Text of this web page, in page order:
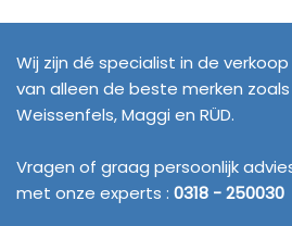
Wij zijn dé specialist in de verkoop
van alleen de beste merken zoals
Weissenfels, Maggi en RÜD.
Vragen of graag persoonlijk
met onze experts : 0318 - 250030